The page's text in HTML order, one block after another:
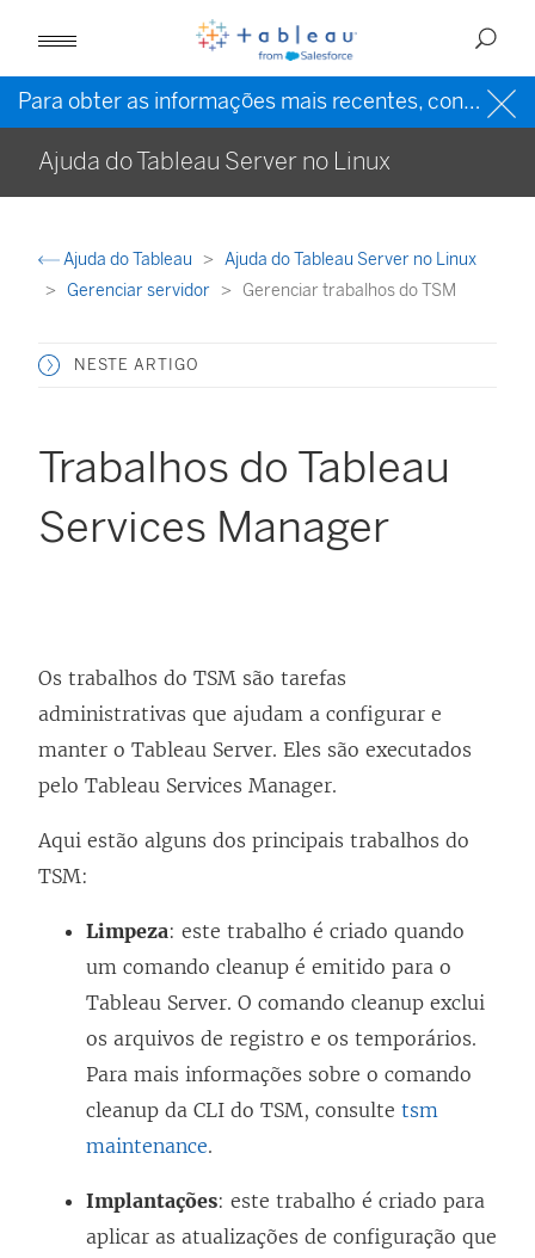
Para obter as informações mais recentes, consulte a
Ajuda do Tableau Server no Linux
Ajuda do Tableau
Ajuda do Tableau Server no Linux
Gerenciar servidor
Gerenciar trabalhos do TSM
NESTE ARTIGO
Trabalhos do Tableau
Services Manager
Os trabalhos do TSM são tarefas
administrativas que ajudam a configurar e
manter o Tableau Server. Eles são executados
pelo Tableau Services Manager.
Aqui estão alguns dos principais trabalhos do
TSM:
Limpeza: este trabalho é criado quando
um comando cleanup é emitido para o
Tableau Server. O comando cleanup exclui
os arquivos de registro e os temporários.
Para mais informações sobre o comando
cleanup da CLI do TSM, consulte tsm
maintenance.
Implantações: este trabalho é criado para
aplicar as atualizações de configuração que